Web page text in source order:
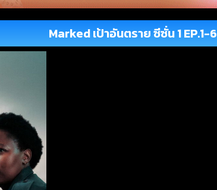
Marked เป้าอันตราย ซีซั่น 1 EP.1-6